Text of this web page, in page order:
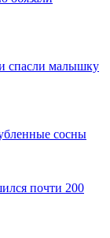
спасли малышку
сосны
почти 200